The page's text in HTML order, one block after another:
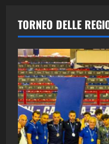
2
3
TORNEO DELLE